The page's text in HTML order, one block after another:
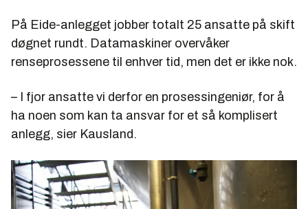
På Eide-anlegget jobber totalt 25 ansatte på skift
døgnet rundt. Datamaskiner overvåker
renseprosessene til enhver tid, men det er ikke nok.
– I fjor ansatte vi derfor en prosessingeniør, for å
ha noen som kan ta ansvar for et så komplisert
anlegg, sier Kausland.